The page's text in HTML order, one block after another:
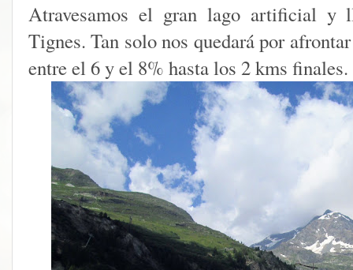
Atravesamos el gran lago artificial y
Tignes. Tan solo nos quedará por
entre el 6 y el 8% hasta los 2 kms finales.